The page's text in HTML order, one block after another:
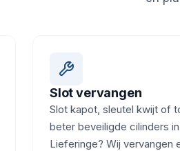
Slot vervangen
Slot kapot, sleutel kwijt of
beter beveiligde cilinders in
Lieferinge? Wij vervangen